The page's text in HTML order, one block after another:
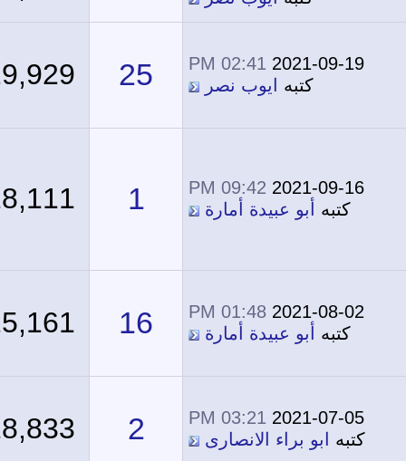
2021-09-19
02:41 PM
كتبهايوب نصر 25
29,929
2021-09-16
09:42 PM
كتبهأبو عبيدة أمارة 18,111
2021-08-02
01:48 PM
كتبهأبو عبيدة أمارة 16
25,161
2021-07-05
03:21 PM
كتبهابو براء الانصارى 18,833